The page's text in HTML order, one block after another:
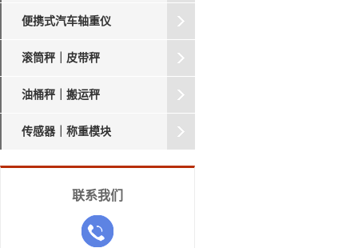
便携式汽车轴重仪
滚筒秤｜皮带秤
油桶秤｜搬运秤
传感器｜称重模块
联系我们